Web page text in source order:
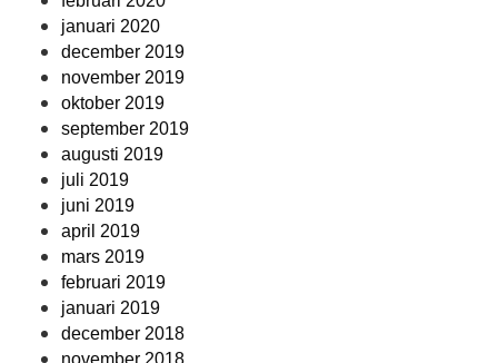
januari 2020
december 2019
november 2019
oktober 2019
september 2019
augusti 2019
juli 2019
juni 2019
april 2019
mars 2019
februari 2019
januari 2019
december 2018